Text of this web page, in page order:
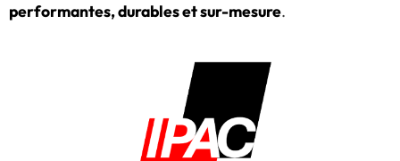
performantes, durables et sur-mesure.